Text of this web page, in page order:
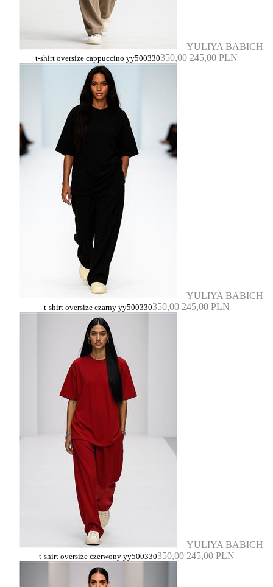
YULIYA BABICH
t-shirt oversize cappuccino yy500330350,00 245,00 PLN
YULIYA BABICH
t-shirt oversize czarny yy500330350,00 245,00 PLN
YULIYA BABICH
t-shirt oversize czerwony yy500330350,00 245,00 PLN